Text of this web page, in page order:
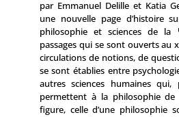
par Emmanuel Delille et Katia
une nouvelle page d’histoire
philosophie et sciences de
passages qui se sont ouverts au
circulations de notions, de
se sont établies entre
autres sciences humaines qui,
permettent à la philosophie
figure, celle d’une philosophie